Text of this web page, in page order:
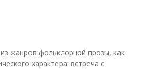
жанров фольклорной прозы, как
характера: встреча с